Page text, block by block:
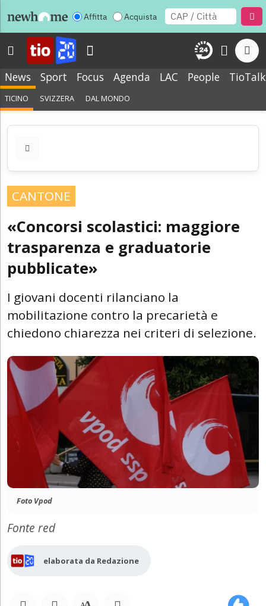
Affitta Acquista
News Sport Focus Agenda LAC People TioTalk
TICINO SVIZZERA DAL MONDO
CANTONE
«Concorsi scolastici: maggiore
trasparenza e graduatorie
pubblicate»
I giovani docenti rilanciano la
mobilitazione contro la precarietà e
chiedono chiarezza nei criteri di selezione.
Foto Vpod
Fonte red
elaborata da Redazione